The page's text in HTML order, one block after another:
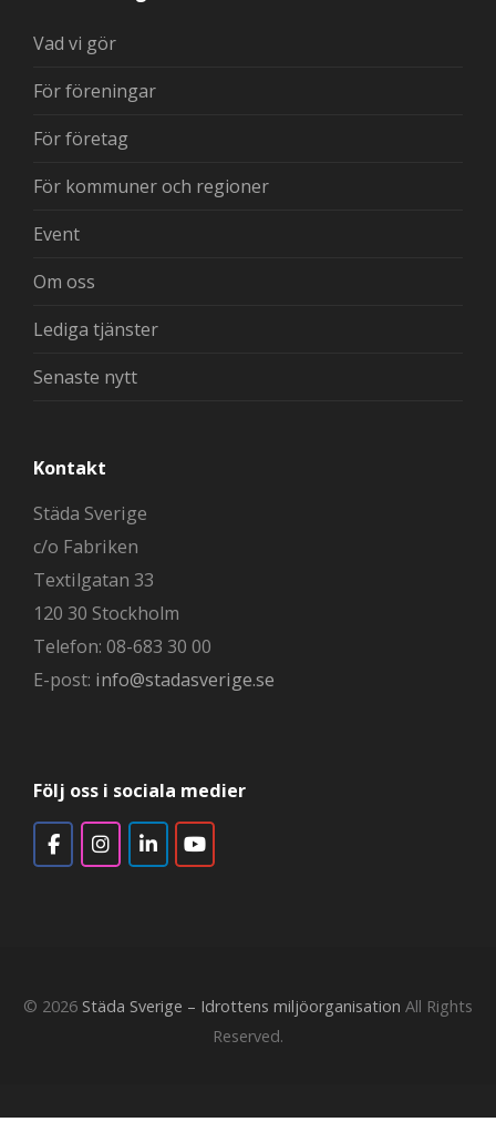
Vad vi gör
För föreningar
För företag
För kommuner och regioner
Event
Om oss
Lediga tjänster
Senaste nytt
Kontakt
Städa Sverige
c/o Fabriken
Textilgatan 33
120 30 Stockholm
Telefon: 08-683 30 00
E-post: info@stadasverige.se
Följ oss i sociala medier
© 2026 Städa Sverige – Idrottens miljöorganisation All Rights
Reserved.